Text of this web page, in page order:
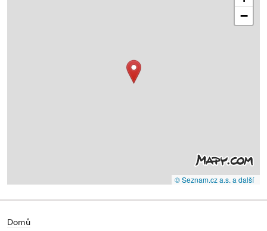
−
© Seznam.cz a.s. a další
Domů